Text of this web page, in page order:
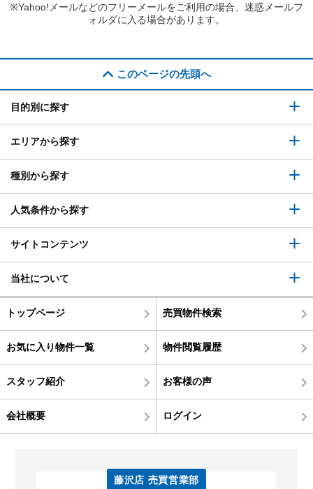
※Yahoo!メールなどのフリーメールをご利用の場合、迷惑メールフ
ォルダに入る場合があります。
このページの先頭へ
目的別に探す
エリアから探す
種別から探す
人気条件から探す
サイトコンテンツ
当社について
トップページ 売買物件検索
お気に入り物件一覧 物件閲覧履歴
スタッフ紹介 お客様の声
会社概要 ログイン
藤沢店 売買営業部